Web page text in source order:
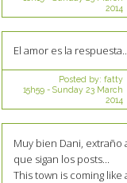
2014
El amor es la
Posted by: fatty
15h59- Sunday 23 March
2014
Muy bien Dani, extraño
que sigan los posts...
This town is coming like